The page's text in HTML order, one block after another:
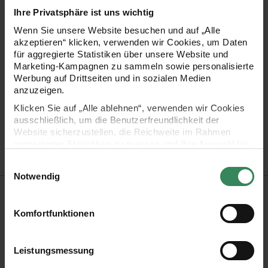
Ihre Privatsphäre ist uns wichtig
Wenn Sie unsere Website besuchen und auf „Alle
akzeptieren“ klicken, verwenden wir Cookies, um Daten
für aggregierte Statistiken über unsere Website und
Marketing-Kampagnen zu sammeln sowie personalisierte
Werbung auf Drittseiten und in sozialen Medien
anzuzeigen.
Klicken Sie auf „Alle ablehnen“, verwenden wir Cookies
ausschließlich, um die Benutzerfreundlichkeit der
Website sicherzustellen, die Reichweite im Rahmen
Ihre Einwilligung ist freiwillig und kann jederzeit über den
Link „Cookie-Einstellungen“ im Fußbereich der Seite
verwendeten Technologien und den Empfängern der
Daten finden Sie in unserer Datenschutzerklärung.
Notwendig
Komfortfunktionen
Leistungsmessung
Mehr Informationen zu Pflegehinweisen
Zertifizierung
Artikel-Nr.300005.026
Bestell-Nr. 1897272
Cotton Universal ist ein klassisches, nicht mercerisiertes
auch für Topflappen und zum Basteln.